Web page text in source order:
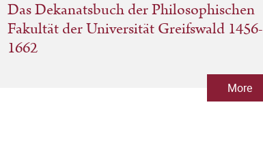
Das Dekanatsbuch der Philosophischen
Fakultät der Universität Greifswald 1456-
1662
More